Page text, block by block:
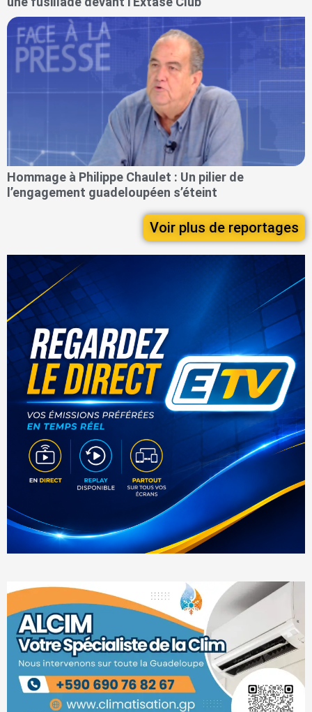
Hommage à Philippe Chaulet : Un pilier de
l’engagement guadeloupéen s’éteint
Voir plus de reportages